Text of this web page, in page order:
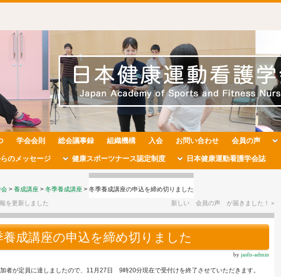
学会会則 総会議事録 組織機構 入会 お問い合わせ 会員の声
のメッセージ 健康スポーツナース認定制度 日本健康運動看護学会誌
会 > 養成講座 > 冬季養成講座 > 冬季養成講座の申込を締め切りました
を更新しました 新しい 会員の声 が届きました！ »
養成講座の申込を締め切りました
by jasfn-admin
者が定員に達しましたので、11月27日 9時20分現在で受付けを終了させていただきます。